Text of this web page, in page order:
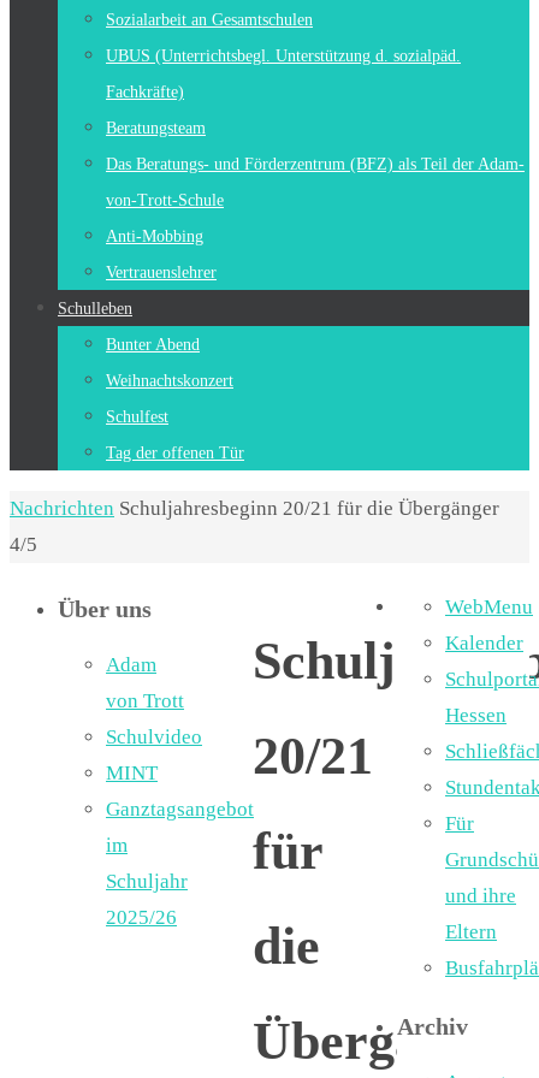
Sozialarbeit an Gesamtschulen
UBUS (Unterrichtsbegl. Unterstützung d. sozialpäd.
Fachkräfte)
Beratungsteam
Das Beratungs- und Förderzentrum (BFZ) als Teil der Adam-
von-Trott-Schule
Anti-Mobbing
Vertrauenslehrer
Schulleben
Bunter Abend
Weihnachtskonzert
Schulfest
Tag der offenen Tür
Start
Nachrichten Schuljahresbeginn 20/21 für die Übergänger
4/5
20/21
für
die
Übergänger
Über uns
Adam
von Trott
Schulvideo
MINT
Ganztagsangebot
im
Schuljahr
2025/26
WebMenu
Kalender
Hessen
Für
und ihre
Eltern
Archiv